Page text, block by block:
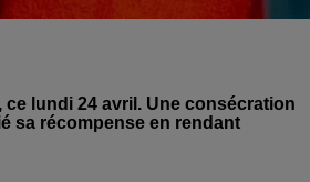
lundi 24 avril. Une consécration
sa récompense en rendant